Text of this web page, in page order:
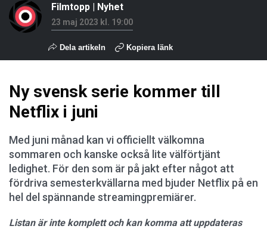
Filmtopp | Nyhet
23 maj 2023 kl. 19:00
Dela artikeln Kopiera länk
Ny svensk serie kommer till
Netflix i juni
Med juni månad kan vi officiellt välkomna
sommaren och kanske också lite välförtjänt
ledighet. För den som är på jakt efter något att
fördriva semesterkvällarna med bjuder Netflix på en
hel del spännande streamingpremiärer.
Listan är inte komplett och kan komma att uppdateras